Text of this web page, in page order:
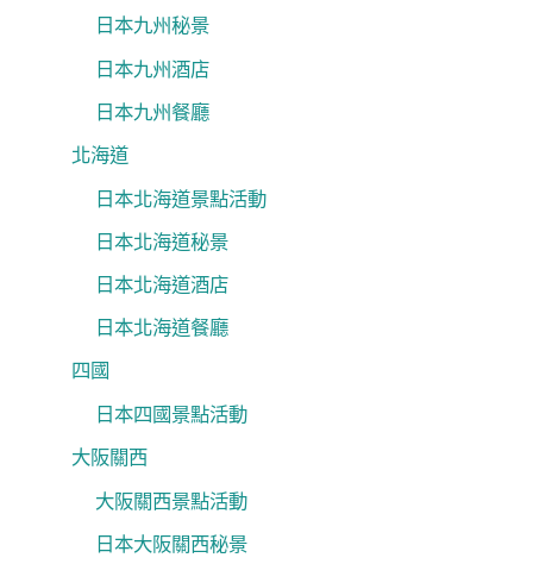
日本九州秘景
日本九州酒店
日本九州餐廳
北海道
日本北海道景點活動
日本北海道秘景
日本北海道酒店
日本北海道餐廳
四國
日本四國景點活動
大阪關西
大阪關西景點活動
日本大阪關西秘景